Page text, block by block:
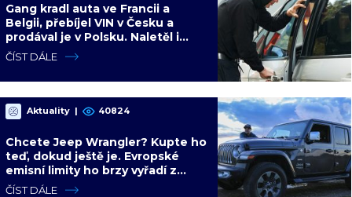
Gang kradl auta ve Francii a
Belgii, přebíjel VIN v Česku a
prodával je v Polsku. Naletěl i
polský vicepremiér
ČÍST DÁLE
Aktuality | 40824
Chcete Jeep Wrangler? Kupte ho
teď, dokud ještě je. Evropské
emisní limity ho brzy vyřadí z
nabídky nadobro
ČÍST DÁLE